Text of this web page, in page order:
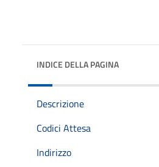
INDICE DELLA PAGINA
Descrizione
Codici Attesa
Indirizzo